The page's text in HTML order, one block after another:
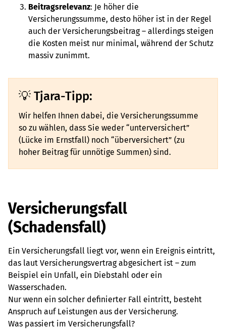
Beitragsrelevanz: Je höher die
Versicherungssumme, desto höher ist in der Regel
auch der Versicherungsbeitrag – allerdings steigen
die Kosten meist nur minimal, während der Schutz
massiv zunimmt.
Tjara-Tipp:
Wir helfen Ihnen dabei, die Versicherungssumme
so zu wählen, dass Sie weder “unterversichert”
(Lücke im Ernstfall) noch “überversichert” (zu
hoher Beitrag für unnötige Summen) sind.
Versicherungsfall
(Schadensfall)
Ein Versicherungsfall liegt vor, wenn ein Ereignis eintritt,
das laut Versicherungsvertrag abgesichert ist – zum
Beispiel ein Unfall, ein Diebstahl oder ein
Wasserschaden.
Nur wenn ein solcher definierter Fall eintritt, besteht
Anspruch auf Leistungen aus der Versicherung.
Was passiert im Versicherungsfall?